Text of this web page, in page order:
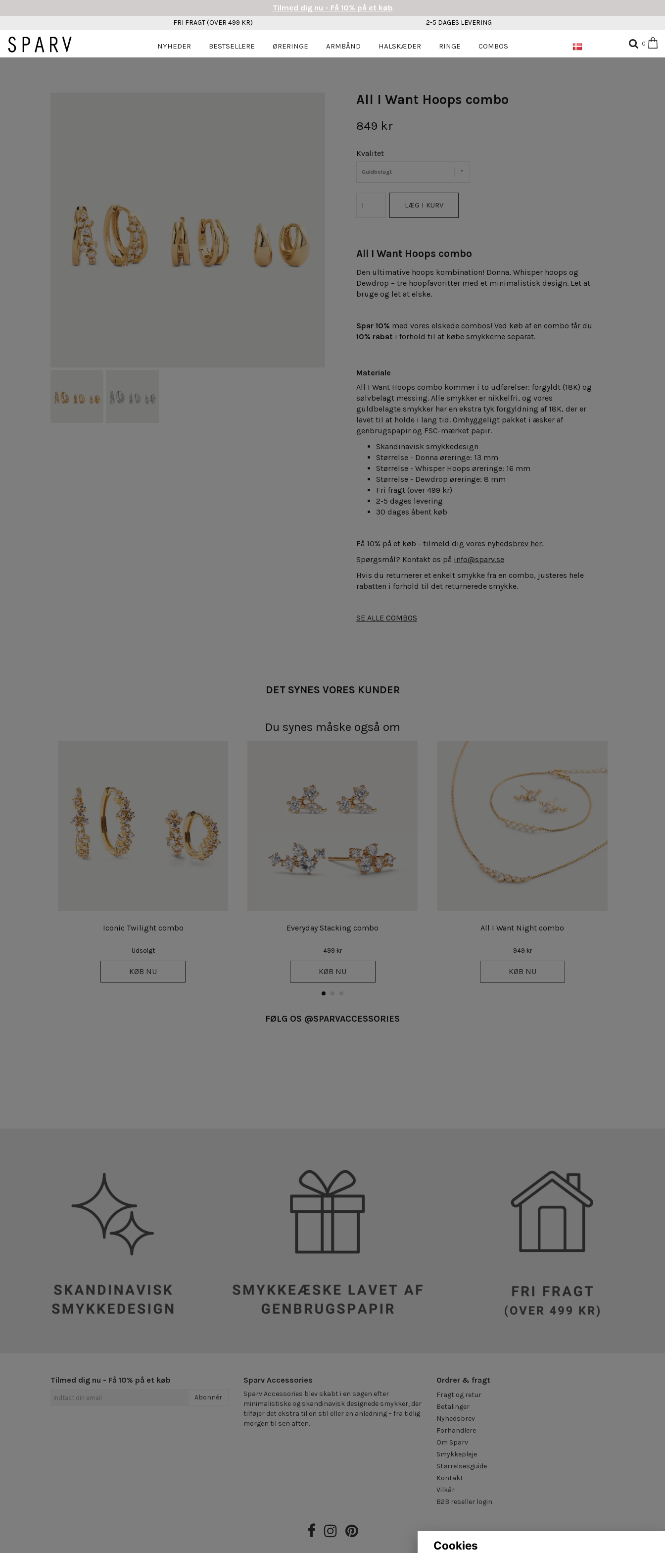
All I Want Hoops combo
849 kr
Kvalitet
Guldbelagt
LÆG I KURV
All I Want Hoops combo
Den ultimative hoops kombination! Donna, Whisper hoops og
Dewdrop – tre hoopfavoritter med et minimalistisk design. Let at
bruge og let at elske.
Spar 10% med vores elskede combos! Ved køb af en combo får du
10% rabat i forhold til at købe smykkerne separat.
Materiale
All I Want Hoops combo kommer i to udførelser: forgyldt (18K) og
sølvbelagt messing. Alle smykker er nikkelfri, og vores
guldbelagte smykker har en ekstra tyk forgyldning af 18K, der er
lavet til at holde i lang tid. Omhyggeligt pakket i æsker af
genbrugspapir og FSC-mærket papir.
Skandinavisk smykkedesign
Størrelse - Donna øreringe: 13 mm
Størrelse - Whisper Hoops øreringe: 16 mm
Størrelse - Dewdrop øreringe: 8 mm
Fri fragt (over 499 kr)
2-5 dages levering
30 dages åbent køb
Få 10% på et køb - tilmeld dig vores nyhedsbrev her.
Spørgsmål? Kontakt os på info@sparv.se
Hvis du returnerer et enkelt smykke fra en combo, justeres hele
rabatten i forhold til det returnerede smykke.
SE ALLE COMBOS
DET SYNES VORES KUNDER
Du synes måske også om
Iconic Twilight combo
Udsolgt
KØB NU
Everyday Stacking combo
499 kr
KØB NU
All I Want Night combo
949 kr
KØB NU
FØLG OS @SPARVACCESSORIES
Tilmed dig nu - Få 10% på et køb
Abonnér
Sparv Accessories
Sparv Accessories blev skabt i en søgen efter
minimalistiske og skandinavisk designede smykker, der
tilføjer det ekstra til en stil eller en anledning – fra tidlig
morgen til sen aften.
Ordrer & fragt
Fragt og retur
Betalinger
Nyhedsbrev
Forhandlere
Om Sparv
Smykkepleje
Størrelsesguide
Kontakt
Vilkår
B2B reseller login
Cookies
Tilmed dig nu - Få 10% på et køb
FRI FRAGT (OVER 499 KR) 2-5 DAGES LEVERING
NYHEDER BESTSELLERE ØRERINGE ARMBÅND HALSKÆDER RINGE COMBOS 0